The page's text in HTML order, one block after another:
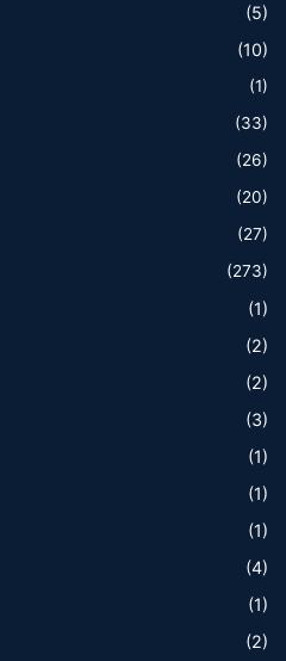
(5)
(10)
(1)
(33)
(26)
(20)
(27)
(273)
(1)
(2)
(2)
(3)
(1)
(1)
(1)
(4)
(1)
(2)